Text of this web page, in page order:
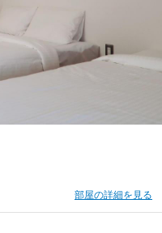
部屋の詳細を見る